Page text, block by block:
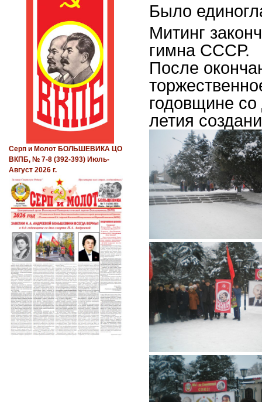
Было
Митинг
гимна СССР.
После
годовщине
летия
Серп и Молот БОЛЬШЕВИКА ЦО
ВКПБ, № 7-8 (392-393) Июль-
Август 2026 г.